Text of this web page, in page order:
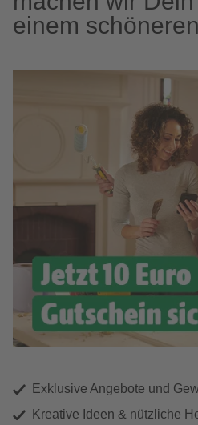
einem
Exklusive Angebote und
Kreative Ideen & nützliche